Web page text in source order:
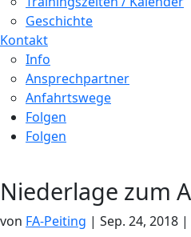
Geschichte
Kontakt
Info
Ansprechpartner
Anfahrtswege
Folgen
Folgen
Niederlage zum
von FA-Peiting | Sep. 24, 2018 |